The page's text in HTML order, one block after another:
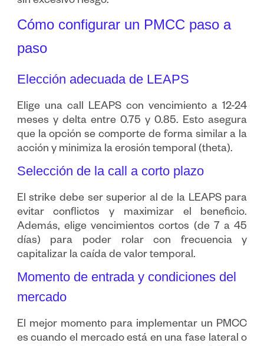
Cómo configurar un PMCC paso a
paso
Elección adecuada de LEAPS
Elige una call LEAPS con vencimiento a 12-24
meses y delta entre 0.75 y 0.85. Esto asegura
que la opción se comporte de forma similar a la
acción y minimiza la erosión temporal (theta).
Selección de la call a corto plazo
El strike debe ser superior al de la LEAPS para
evitar conflictos y maximizar el beneficio.
Además, elige vencimientos cortos (de 7 a 45
días) para poder rolar con frecuencia y
capitalizar la caída de valor temporal.
Momento de entrada y condiciones del
mercado
El mejor momento para implementar un PMCC
es cuando el mercado está en una fase lateral o